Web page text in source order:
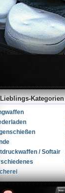
Lieblings-Kategorien
/ Softair